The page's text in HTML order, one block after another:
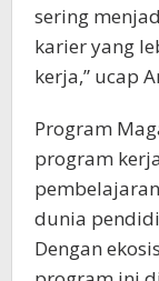
sering
karier yang
kerja,” ucap
Program
program
dunia
Dengan